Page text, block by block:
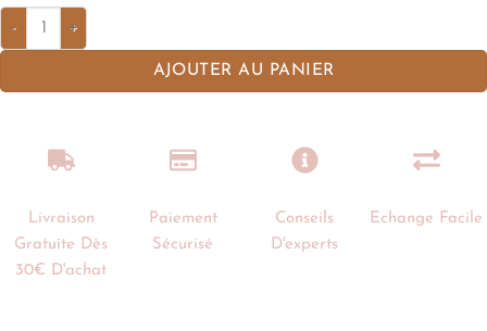
AJOUTER AU PANIER
Livraison
Gratuite Dès
30€ D'achat
Paiement
Sécurisé
Conseils
D'experts
Echange Facile